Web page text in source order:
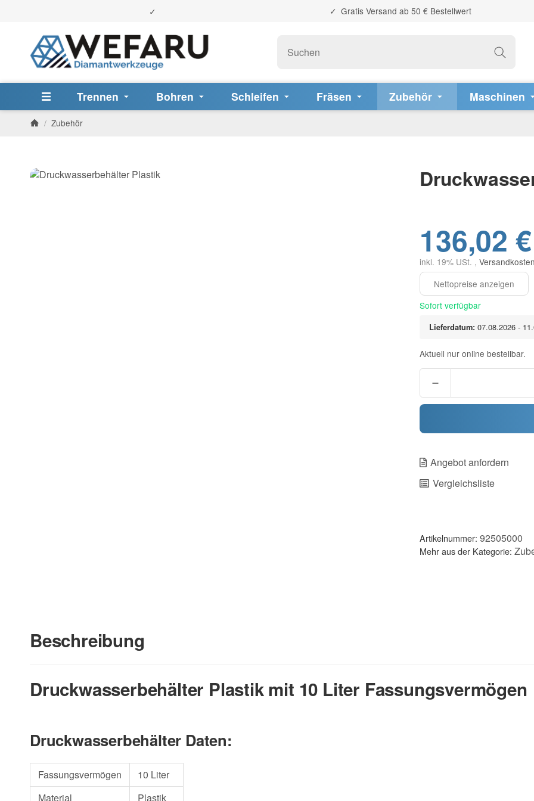
Gratis Versand ab 50 € Bestellwert
Trennen Bohren Schleifen Fräsen Zubehör Maschinen
/ Zubehör
136,02 €
inkl. 19% USt. ,
Sofort verfügbar
Lieferdatum: 07.08.2026 -
Aktuell nur online bestellbar.
Angebot anfordern
Vergleichsliste
Artikelnummer: 92505000
Mehr aus der Kategorie:
Beschreibung
Druckwasserbehälter Plastik mit 10 Liter Fassungsvermögen
Druckwasserbehälter Daten:
Fassungsvermögen
10 Liter
Material
Plastik